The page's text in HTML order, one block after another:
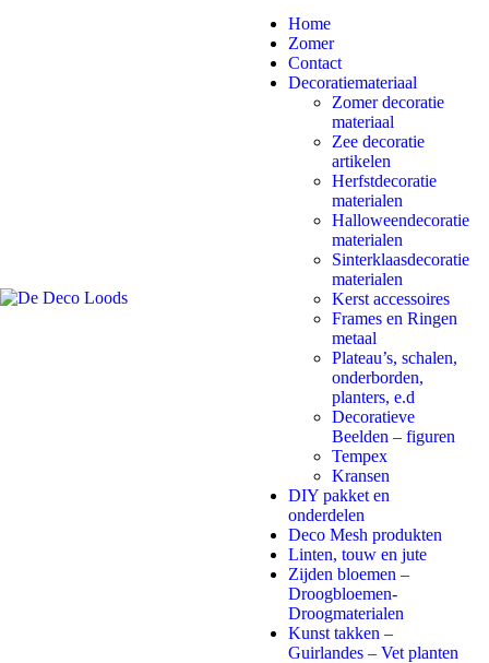
Home
Zomer
Contact
Decoratiemateriaal
Zomer decoratie
materiaal
Zee decoratie
artikelen
Herfstdecoratie
materialen
Halloweendecoratie
materialen
Sinterklaasdecoratie
materialen
Kerst accessoires
Frames en Ringen
metaal
Plateau’s, schalen,
onderborden,
planters, e.d
Decoratieve
Beelden – figuren
Tempex
Kransen
DIY pakket en
onderdelen
Deco Mesh produkten
Linten, touw en jute
Zijden bloemen –
Droogbloemen-
Droogmaterialen
Kunst takken –
Guirlandes – Vet planten